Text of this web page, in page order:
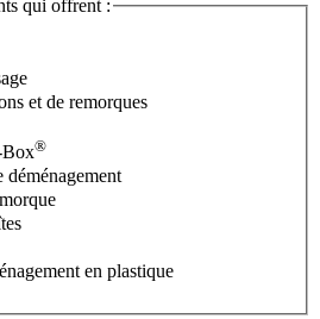
qui offrent :
et de remorques
®
déménagement
en plastique